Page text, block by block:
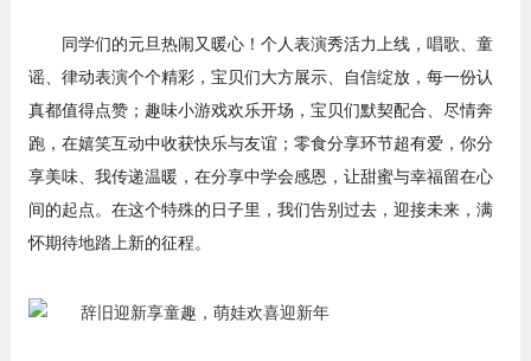
同学们的元旦热闹又暖心！个人表演秀活力上线，唱歌、童
谣、律动表演个个精彩，宝贝们大方展示、自信绽放，每一份认
真都值得点赞；趣味小游戏欢乐开场，宝贝们默契配合、尽情奔
跑，在嬉笑互动中收获快乐与友谊；零食分享环节超有爱，你分
享美味、我传递温暖，在分享中学会感恩，让甜蜜与幸福留在心
间的起点。在这个特殊的日子里，我们告别过去，迎接未来，满
怀期待地踏上新的征程。